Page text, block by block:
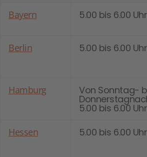
Bayern 5.00 bis 6.00
Berlin 5.00 bis 6.00
Hamburg Von Sonntag-
5.00 bis 6.00
Hessen 5.00 bis 6.00